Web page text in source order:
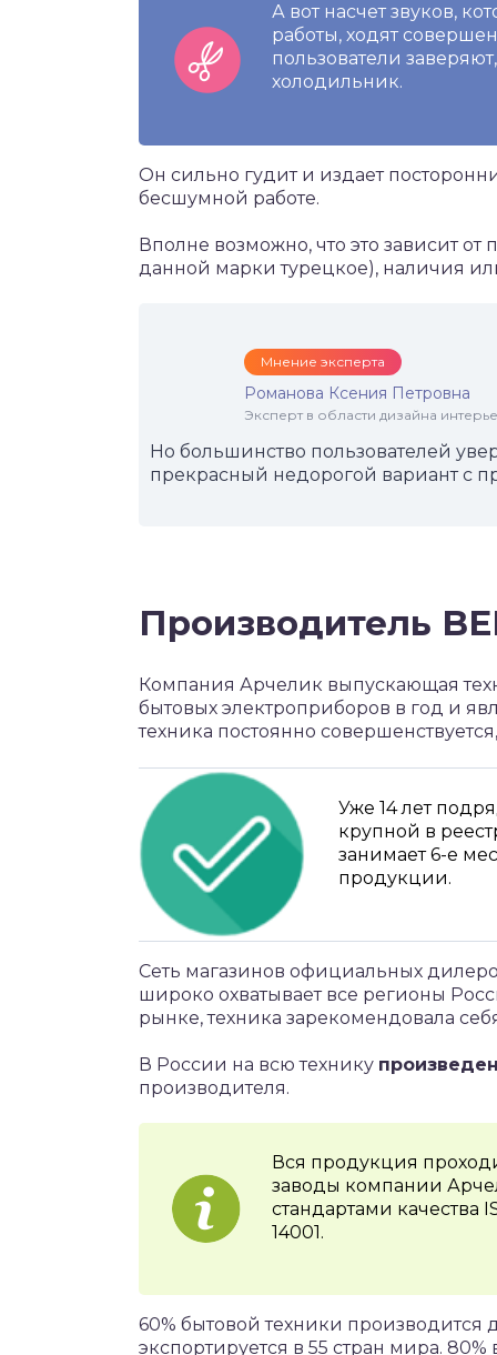
А вот насчет звуков,
работы, ходят
пользователи
холодильник.
Он сильно гудит и издает
бесшумной работе.
Вполне возможно, что это зависит
данной марки турецкое), наличия
Мнение эксперта
Романова Ксения Петровна
Эксперт в области дизайна
Но большинство пользователей
прекрасный недорогой вариант с
Производитель
Компания Арчелик выпускающая
бытовых электроприборов в год и
техника постоянно
Уже 14 лет
крупной в
занимает 6-е
продукции.
Сеть магазинов официальных
широко охватывает все регионы
рынке, техника зарекомендовала
В России на всю технику
производителя.
Вся продукция
заводы компании
стандартами качества
14001.
60% бытовой техники производится
экспортируется в 55 стран мира.